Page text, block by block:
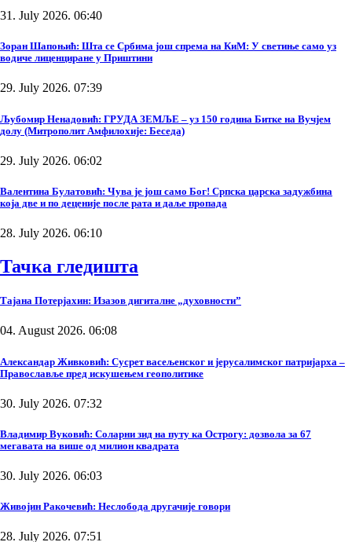
31. July 2026. 06:40
Зоран Шапоњић: Шта се Србима још спрема на КиМ: У светиње само уз
водиче лиценциране у Приштини
29. July 2026. 07:39
Љубомир Ненадовић: ГРУДА ЗЕМЉЕ – уз 150 година Битке на Вучјем
долу (Митрополит Амфилохије: Беседа)
29. July 2026. 06:02
Валентина Булатовић: Чува је још само Бог! Српска царска задужбина
која две и по деценије после рата и даље пропада
28. July 2026. 06:10
Тачка гледишта
Тајана Потерјахин: Изазов дигиталне „духовности”
04. August 2026. 06:08
Александар Живковић: Сусрет васељенског и јерусалимског патријарха –
Православље пред искушењем геополитике
30. July 2026. 07:32
Владимир Вуковић: Соларни зид на путу ка Острогу: дозвола за 67
мегавата на више од милион квадрата
30. July 2026. 06:03
Живојин Ракочевић: Неслобода другачије говори
28. July 2026. 07:51